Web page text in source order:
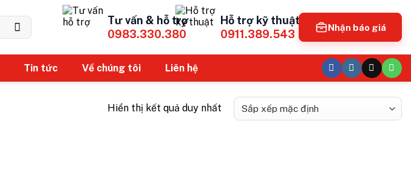
Tư vấn & hỗ trợ
0983.330.380
Hỗ trợ kỹ thuật
0911.389.543
Nhận báo giá
Tin tức Về chúng tôi Liên hệ
Hiển thị kết quả duy nhất